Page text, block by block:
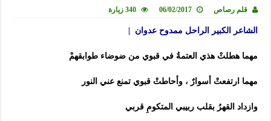
قلم رصاص 06/02/2017 340 زيارة
الشاعر الكبير الراحل ممدوح عدوان |
مهما هطلتْ هذي العتمةُ في قبوي من ضوضاء طوابقهمْ
مهما ارتفعتْ أسوارٌ ، وأحاطتْ قبوي تمنع عني النور
وازداد القهرُ بقلب ربيبي المتكومِ قربي